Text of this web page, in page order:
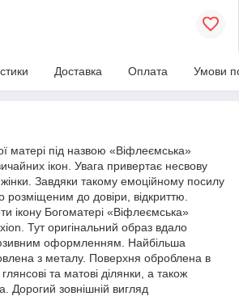
Доставка Оплата Умови
матері під назвою «Віфлеємська»
ікон. Увага привертає несвову
Завдяки такому емоційному посилу
розміщеним до довіри, відкриттю.
ікону Богоматері «Віфлеємська»
Тут оригінальний образ вдало
оформленням. Найбільша
з металу. Поверхня оброблена в
та матові ділянки, а також
Дорогий зовнішній вигляд